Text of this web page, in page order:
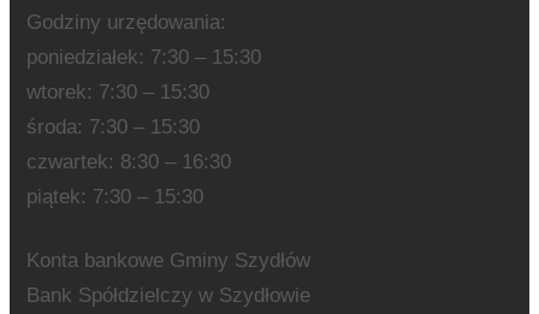
Godziny urzędowania:
poniedziałek: 7:30 – 15:30
wtorek: 7:30 – 15:30
środa: 7:30 – 15:30
czwartek: 8:30 – 16:30
piątek: 7:30 – 15:30
Konta bankowe Gminy Szydłów
Bank Spółdzielczy w Szydłowie